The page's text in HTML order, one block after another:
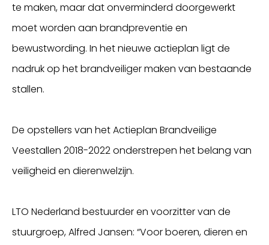
te maken, maar dat onverminderd doorgewerkt
moet worden aan brandpreventie en
bewustwording. In het nieuwe actieplan ligt de
nadruk op het brandveiliger maken van bestaande
stallen.
De opstellers van het Actieplan Brandveilige
Veestallen 2018-2022 onderstrepen het belang van
veiligheid en dierenwelzijn.
LTO Nederland bestuurder en voorzitter van de
stuurgroep, Alfred Jansen: “Voor boeren, dieren en